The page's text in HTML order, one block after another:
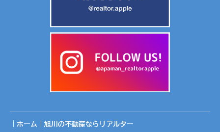
｜ホーム｜旭川の不動産ならリアルター